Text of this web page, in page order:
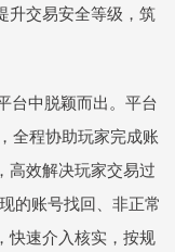
升交易安全等级，筑
台中脱颖而出。平台
全程协助玩家完成账
高效解决玩家交易过
的账号找回、非正常
快速介入核实，按规